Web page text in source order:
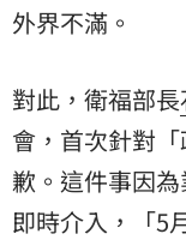
外界不滿。
對此，衛福部長
會，首次針對
歉。這件事因
即時介入，「5